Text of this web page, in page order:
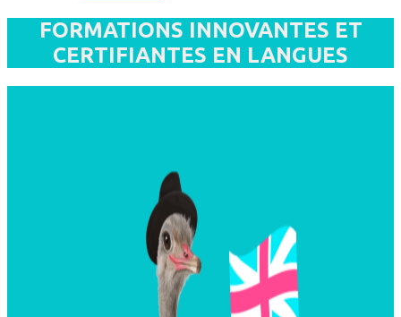
FORMATIONS INNOVANTES ET
CERTIFIANTES EN LANGUES